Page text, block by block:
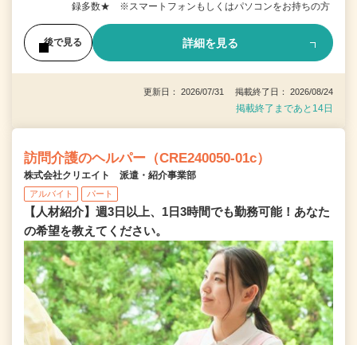
録多数★ ※スマートフォンもしくはパソコンをお持ちの方
後で見る 詳細を見る
更新日： 2026/07/31 掲載終了日： 2026/08/24
掲載終了まであと14日
訪問介護のヘルパー（CRE240050-01c）
株式会社クリエイト 派遣・紹介事業部
アルバイト パート
【人材紹介】週3日以上、1日3時間でも勤務可能！あなた
の希望を教えてください。